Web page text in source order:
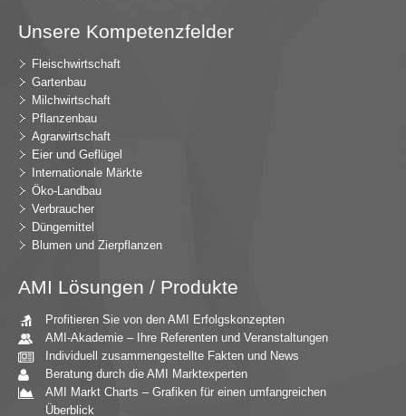
Unsere Kompetenzfelder
Fleischwirtschaft
Gartenbau
Milchwirtschaft
Pflanzenbau
Agrarwirtschaft
Eier und Geflügel
Internationale Märkte
Öko-Landbau
Verbraucher
Düngemittel
Blumen und Zierpflanzen
AMI Lösungen / Produkte
Profitieren Sie von den AMI Erfolgskonzepten
AMI-Akademie – Ihre Referenten und Veranstaltungen
Individuell zusammengestellte Fakten und News
Beratung durch die AMI Marktexperten
AMI Markt Charts – Grafiken für einen umfangreichen
Überblick